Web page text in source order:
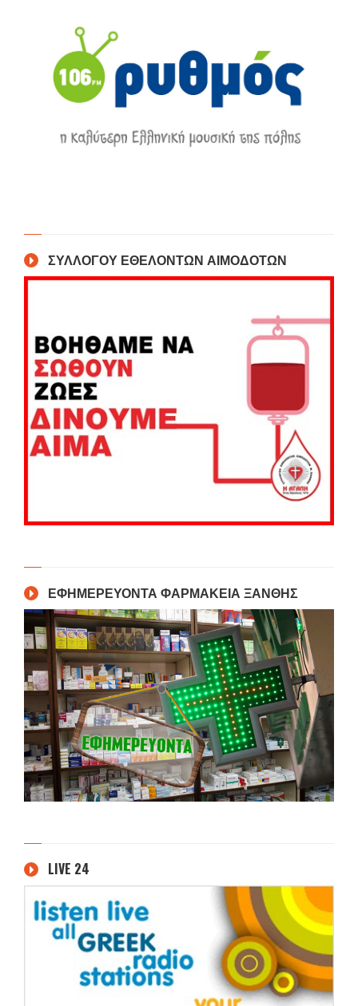
ΣΥΛΛΟΓΟΥ ΕΘΕΛΟΝΤΩΝ ΑΙΜΟΔΟΤΩΝ
ΕΦΗΜΕΡΕΥΟΝΤΑ ΦΑΡΜΑΚΕΙΑ ΞΑΝΘΗΣ
LIVE 24